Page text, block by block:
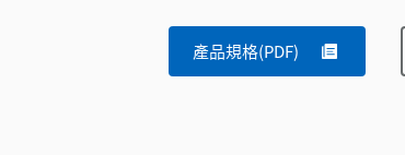
產品規格(PDF)